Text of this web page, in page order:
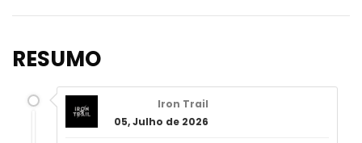
RESUMO
Iron Trail
05, Julho de 2026